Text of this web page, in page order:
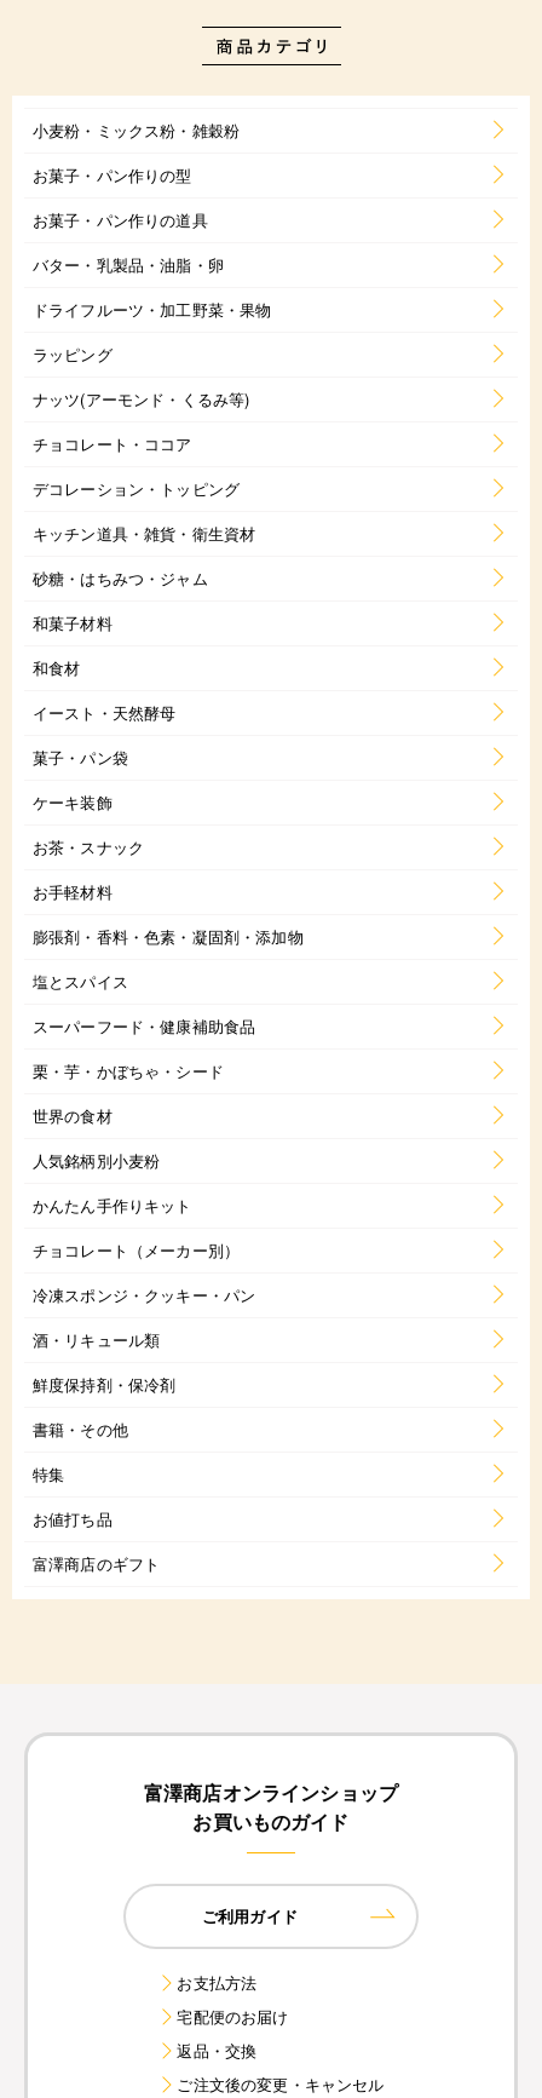
小麦粉・ミックス粉・雑穀粉
お菓子・パン作りの型
お菓子・パン作りの道具
バター・乳製品・油脂・卵
ドライフルーツ・加工野菜・果物
ラッピング
ナッツ(アーモンド・くるみ等)
チョコレート・ココア
デコレーション・トッピング
キッチン道具・雑貨・衛生資材
砂糖・はちみつ・ジャム
和菓子材料
和食材
イースト・天然酵母
菓子・パン袋
ケーキ装飾
お茶・スナック
お手軽材料
膨張剤・香料・色素・凝固剤・添加物
塩とスパイス
スーパーフード・健康補助食品
栗・芋・かぼちゃ・シード
世界の食材
人気銘柄別小麦粉
かんたん手作りキット
チョコレート（メーカー別）
冷凍スポンジ・クッキー・パン
酒・リキュール類
鮮度保持剤・保冷剤
書籍・その他
特集
お値打ち品
富澤商店のギフト
富澤商店オンラインショップ
お買いものガイド
ご利用ガイド
お支払方法
宅配便のお届け
返品・交換
ご注文後の変更・キャンセル